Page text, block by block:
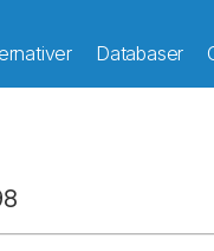
Databaser